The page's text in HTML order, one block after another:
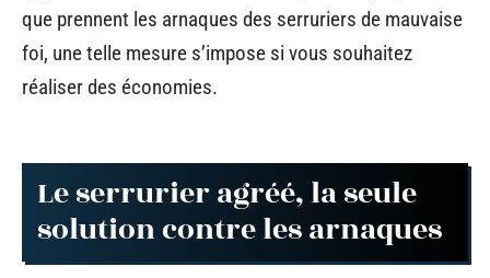
que prennent les arnaques des serruriers de mauvaise
foi, une telle mesure s’impose si vous souhaitez
réaliser des économies.
Le serrurier agréé, la seule
solution contre les arnaques